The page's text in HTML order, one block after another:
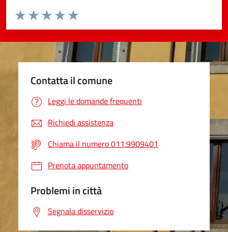
Valuta da 1 a 5 stelle la pagina
Valuta 5 stelle su 5
Valuta 4 stelle su 5
Valuta 3 stelle su 5
Valuta 2 stelle su 5
Valuta 1 stelle su 5
Contatta il comune
Leggi le domande frequenti
Richiedi assistenza
Chiama il numero 011.9909401
Prenota appuntamento
Problemi in città
Segnala disservizio